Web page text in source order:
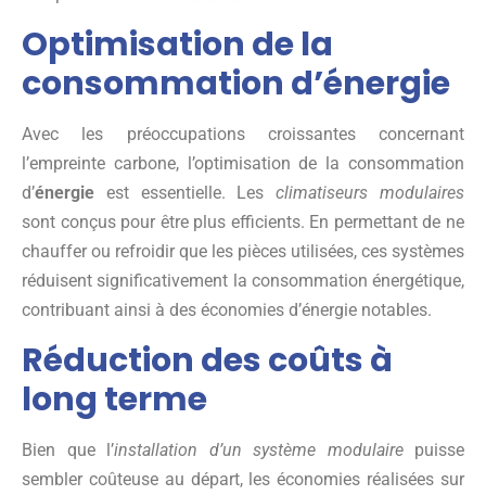
Optimisation de la
consommation d’énergie
Avec les préoccupations croissantes concernant
l’empreinte carbone, l’optimisation de la consommation
d’énergie est essentielle. Lesclimatiseurs modulaires
sont conçus pour être plus efficients. En permettant de ne
chauffer ou refroidir que les pièces utilisées, ces systèmes
réduisent significativement la consommation énergétique,
contribuant ainsi à des économies d’énergie notables.
Réduction des coûts à
long terme
Bien que l’installation d’un système modulairepuisse
sembler coûteuse au départ, les économies réalisées sur